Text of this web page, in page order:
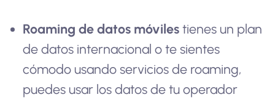
Roaming de datos móviles tienes un plan
de datos internacional o te sientes
cómodo usando servicios de roaming,
puedes usar los datos de tu operador